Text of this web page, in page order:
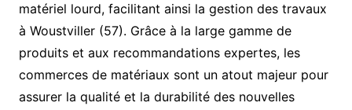
matériel lourd, facilitant ainsi la gestion des travaux
à Woustviller (57). Grâce à la large gamme de
produits et aux recommandations expertes, les
commerces de matériaux sont un atout majeur pour
assurer la qualité et la durabilité des nouvelles